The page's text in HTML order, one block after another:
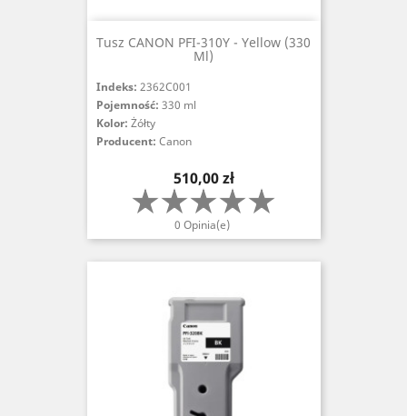
Tusz CANON PFI-310Y - Yellow (330
Ml)
Indeks: 2362C001
Pojemność: 330 ml
Kolor: Żółty
Producent: Canon
Cena
510,00 zł
0 Opinia(e)